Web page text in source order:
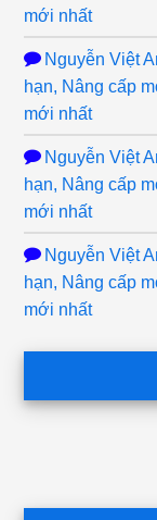
mới nhất
Nguyễn Việt
hạn, Nâng cấp
mới nhất
Nguyễn Việt
hạn, Nâng cấp
mới nhất
Nguyễn Việt
hạn, Nâng cấp
mới nhất